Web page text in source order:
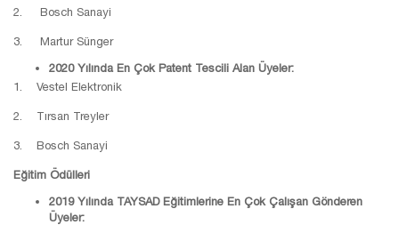
2. Bosch Sanayi
3. Martur Sünger
2020 Yılında En Çok Patent Tescili Alan Üyeler:
1. Vestel Elektronik
2. Tırsan Treyler
3. Bosch Sanayi
Eğitim Ödülleri
2019 Yılında TAYSAD Eğitimlerine En Çok Çalışan Gönderen
Üyeler: